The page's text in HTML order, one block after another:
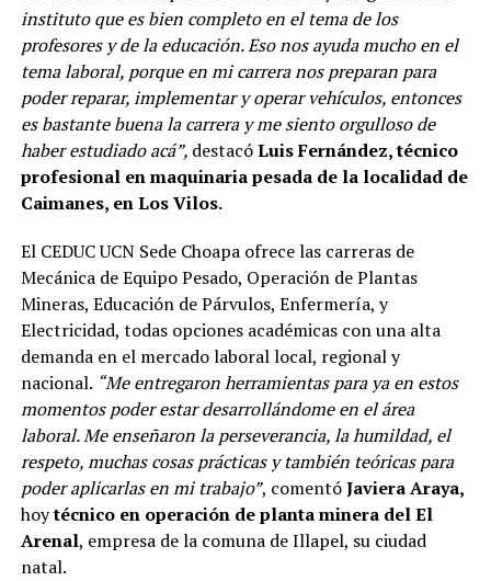
instituto que es bien completo en el tema de los
profesores y de la educación. Eso nos ayuda mucho en el
tema laboral, porque en mi carrera nos preparan para
poder reparar, implementar y operar vehículos, entonces
es bastante buena la carrera y me siento orgulloso de
haber estudiado acá”, destacóLuis Fernández, técnico
profesional en maquinaria pesada de la localidad de
Caimanes, en Los Vilos.
El CEDUC UCN Sede Choapa ofrece las carreras de
Mecánica de Equipo Pesado, Operación de Plantas
Mineras, Educación de Párvulos, Enfermería, y
Electricidad, todas opciones académicas con una alta
demanda en el mercado laboral local, regional y
nacional. “Me entregaron herramientas para ya en estos
momentos poder estar desarrollándome en el área
laboral. Me enseñaron la perseverancia, la humildad, el
respeto, muchas cosas prácticas y también teóricas para
poder aplicarlas en mi trabajo”, comentóJaviera Araya,
hoytécnico en operación de planta minera del El
Arenal, empresa de la comuna de Illapel, su ciudad
natal.